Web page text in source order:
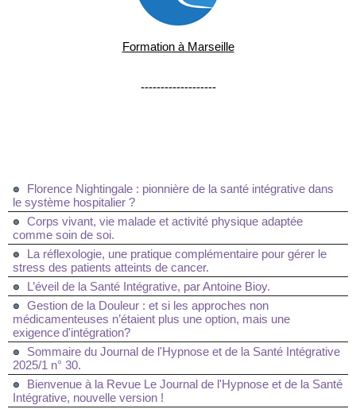
Formation à Marseille
-------------------
Florence Nightingale : pionnière de la santé intégrative dans
le système hospitalier ?
Corps vivant, vie malade et activité physique adaptée
comme soin de soi.
La réflexologie, une pratique complémentaire pour gérer le
stress des patients atteints de cancer.
L’éveil de la Santé Intégrative, par Antoine Bioy.
Gestion de la Douleur : et si les approches non
médicamenteuses n’étaient plus une option, mais une
exigence d'intégration?
Sommaire du Journal de l'Hypnose et de la Santé Intégrative
2025/1 n° 30.
Bienvenue à la Revue Le Journal de l'Hypnose et de la Santé
Intégrative, nouvelle version !